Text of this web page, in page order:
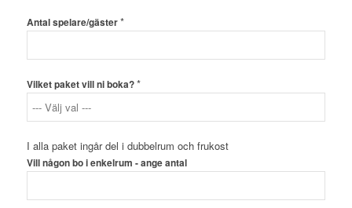
Antal spelare/gäster*
Vilket paket vill ni boka?*
I alla paket ingår del i dubbelrum och frukost
Namn
spelare/gäster
Vill någon bo i enkelrum - ange antal